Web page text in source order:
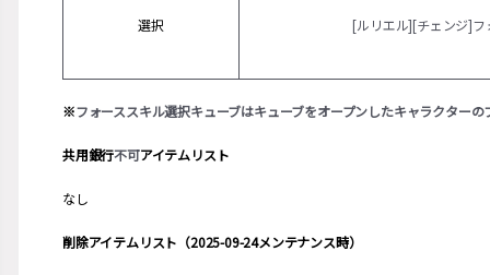
選択 [ルリエル][チェンジ]フ
※フォーススキル選択キューブはキューブをオープンしたキャラクター
共用銀行不可アイテムリスト
なし
削除アイテムリスト（2025-09-24メンテナンス時）